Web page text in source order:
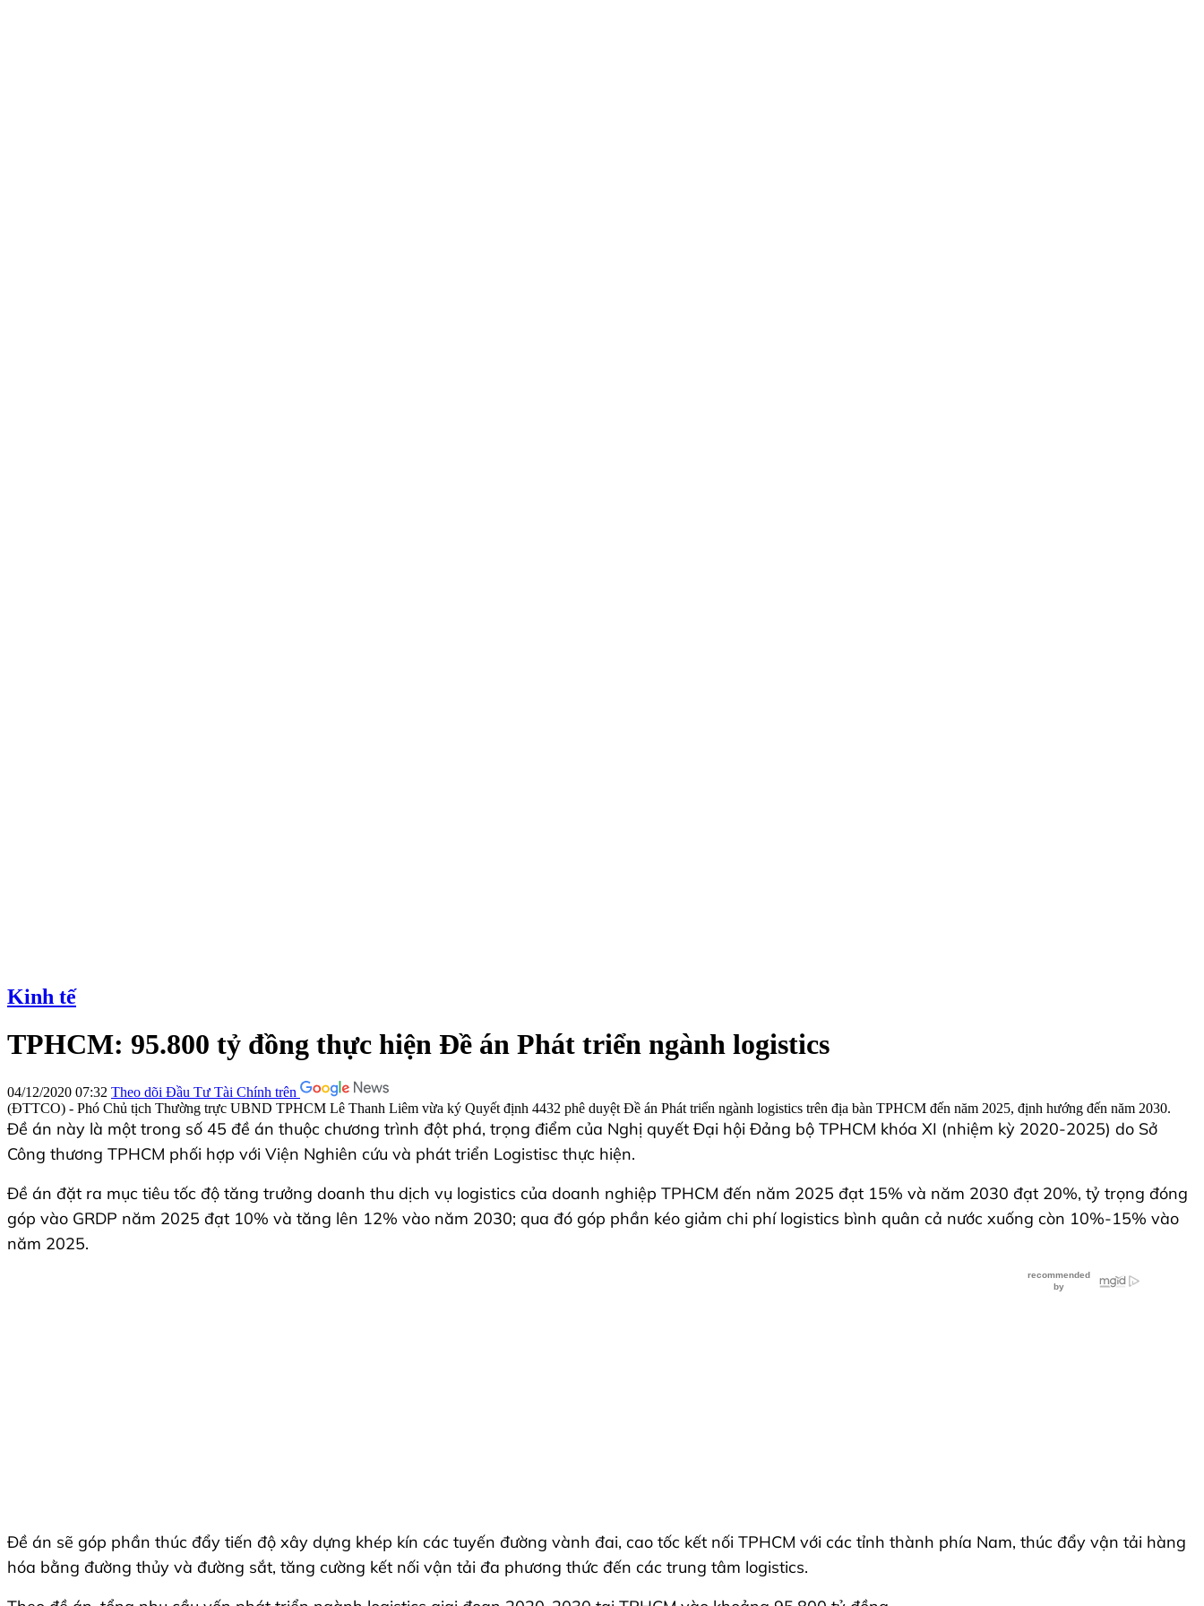
Kinh tế
TPHCM: 95.800 tỷ đồng thực hiện Đề án Phát triển ngành logistics
04/12/2020 07:32 Theo dõi Đầu Tư Tài Chính trên
(ĐTTCO) - Phó Chủ tịch Thường trực UBND TPHCM Lê Thanh Liêm vừa ký Quyết định 4432 phê duyệt Đề án Phát triển ngành logistics trên địa bàn TPHCM đến năm 2025, định hướng đến năm 2030.
Đề án này là một trong số 45 đề án thuộc chương trình đột phá, trọng điểm của Nghị quyết Đại hội Đảng bộ TPHCM khóa XI (nhiệm kỳ 2020-2025) do Sở
Công thương TPHCM phối hợp với Viện Nghiên cứu và phát triển Logistisc thực hiện.
Đề án đặt ra mục tiêu tốc độ tăng trưởng doanh thu dịch vụ logistics của doanh nghiệp TPHCM đến năm 2025 đạt 15% và năm 2030 đạt 20%, tỷ trọng đóng
góp vào GRDP năm 2025 đạt 10% và tăng lên 12% vào năm 2030; qua đó góp phần kéo giảm chi phí logistics bình quân cả nước xuống còn 10%-15% vào
năm 2025.
Đề án sẽ góp phần thúc đẩy tiến độ xây dựng khép kín các tuyến đường vành đai, cao tốc kết nối TPHCM với các tỉnh thành phía Nam, thúc đẩy vận tải hàng
hóa bằng đường thủy và đường sắt, tăng cường kết nối vận tải đa phương thức đến các trung tâm logistics.